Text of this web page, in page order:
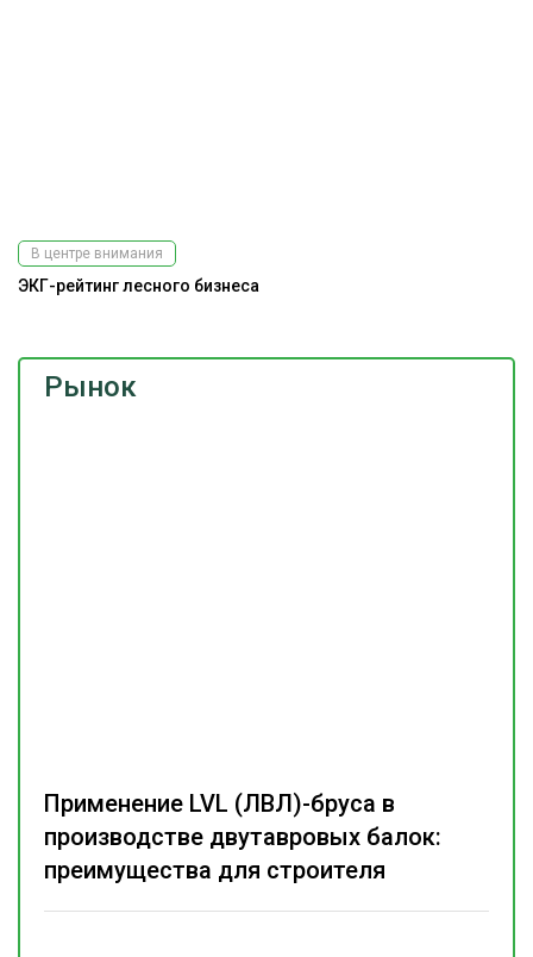
Рынок
Применение LVL (ЛВЛ)-бруса в
производстве двутавровых балок:
преимущества для строителя
В центре внимания
ЭКГ-рейтинг лесного бизнеса